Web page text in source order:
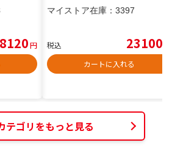
8120円
マイストア在庫： 3397
税込 23100
カートに入れる
テゴリをもっと見る